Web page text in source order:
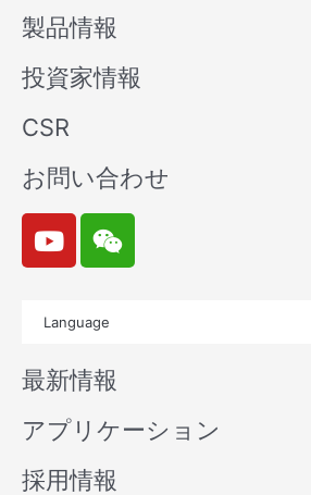
製品情報
投資家情報
CSR
お問い合わせ
Y
o
u
b
e
W
e
i
n
Language
最新情報
アプリケーション
採用情報